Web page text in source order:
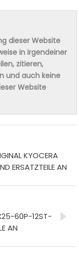
dieser Website
in irgendeiner
zitieren,
und auch keine
Website
KYOCERA
ERSATZTEILE AN
60P-12ST-
AN